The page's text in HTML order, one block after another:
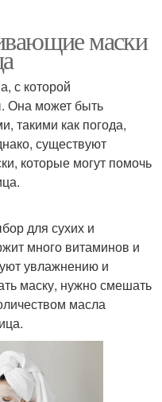
маски
с которой
Она может быть
такими как погода,
существуют
которые могут помочь
для сухих и
много витаминов и
увлажнению и
маску, нужно смешать
масла